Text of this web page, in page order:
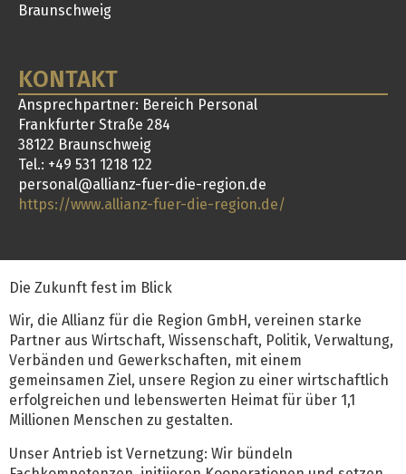
Braunschweig
KONTAKT
Ansprechpartner: Bereich Personal
Frankfurter Straße 284
38122 Braunschweig
Tel.: +49 531 1218 122
personal@allianz-fuer-die-region.de
https://www.allianz-fuer-die-region.de/
Die Zukunft fest im Blick
Wir, die Allianz für die Region GmbH, vereinen starke
Partner aus Wirtschaft, Wissenschaft, Politik, Verwaltung,
Verbänden und Gewerkschaften, mit einem
gemeinsamen Ziel, unsere Region zu einer wirtschaftlich
erfolgreichen und lebenswerten Heimat für über 1,1
Millionen Menschen zu gestalten.
Unser Antrieb ist Vernetzung: Wir bündeln